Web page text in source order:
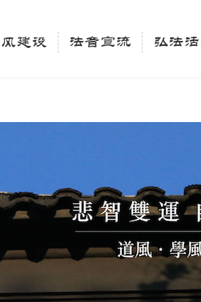
= tag_description(); } $keywords =
建设 法音宣流 弘法